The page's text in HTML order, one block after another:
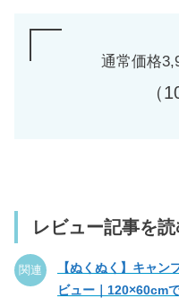
通常価格
（
レビュー記事を
関連
【ぬくぬく】キャ
ビュー｜120×60cm